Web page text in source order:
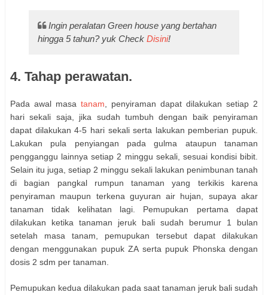
Ingin peralatan Green house yang bertahan
hingga 5 tahun? yuk CheckDisini!
4. Tahap perawatan.
Pada awal masa tanam , penyiraman dapat dilakukan setiap 2
hari sekali saja, jika sudah tumbuh dengan baik penyiraman
dapat dilakukan 4-5 hari sekali serta lakukan pemberian pupuk.
Lakukan pula penyiangan pada gulma ataupun tanaman
pengganggu lainnya setiap 2 minggu sekali, sesuai kondisi bibit.
Selain itu juga, setiap 2 minggu sekali lakukan penimbunan tanah
di bagian pangkal rumpun tanaman yang terkikis karena
penyiraman maupun terkena guyuran air hujan, supaya akar
tanaman tidak kelihatan lagi. Pemupukan pertama dapat
dilakukan ketika tanaman jeruk bali sudah berumur 1 bulan
setelah masa tanam, pemupukan tersebut dapat dilakukan
dengan menggunakan pupuk ZA serta pupuk Phonska dengan
dosis 2 sdm per tanaman.
Pemupukan kedua dilakukan pada saat tanaman jeruk bali sudah